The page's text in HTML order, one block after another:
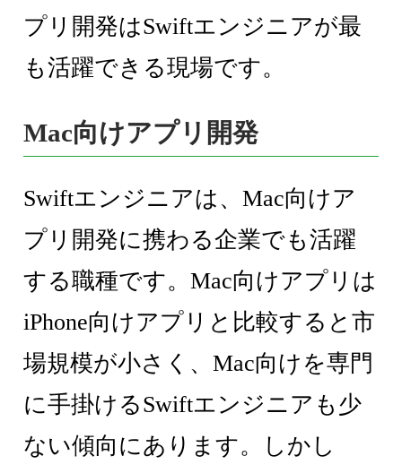
プリ開発はSwiftエンジニアが最
も活躍できる現場です。
Mac向けアプリ開発
Swiftエンジニアは、Mac向けア
プリ開発に携わる企業でも活躍
する職種です。Mac向けアプリは
iPhone向けアプリと比較すると市
場規模が小さく、Mac向けを専門
に手掛けるSwiftエンジニアも少
ない傾向にあります。しかし